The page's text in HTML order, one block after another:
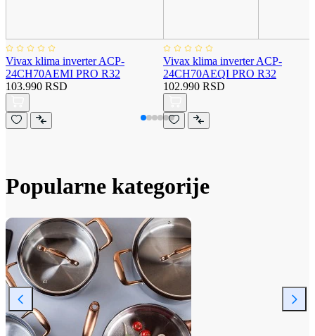
Vivax klima inverter ACP-
24CH70AEMI PRO R32
103.990 RSD
Vivax klima inverter ACP-
24CH70AEQI PRO R32
102.990 RSD
Popularne kategorije